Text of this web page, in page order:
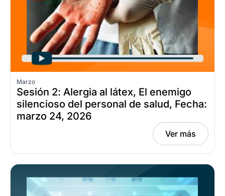
Marzo
Sesión 2: Alergia al látex, El enemigo
silencioso del personal de salud, Fecha:
marzo 24, 2026
Ver más